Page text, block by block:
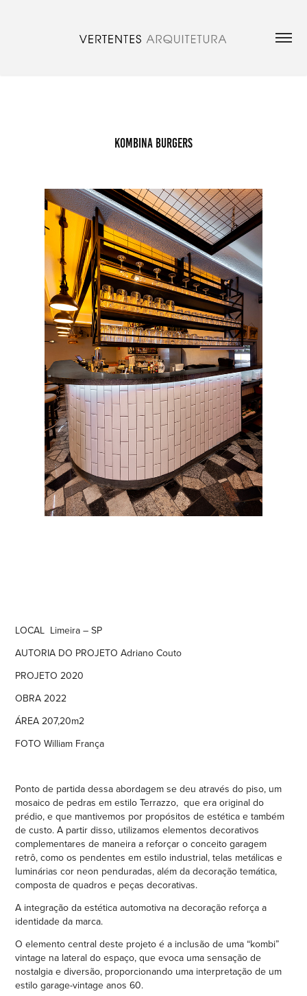
KOMBINA BURGERS
LOCAL Limeira – SP
AUTORIA DO PROJETO Adriano Couto
PROJETO 2020
OBRA 2022
ÁREA 207,20m2
FOTO William França
Ponto de partida dessa abordagem se deu através do piso, um
mosaico de pedras em estilo Terrazzo, que era original do
prédio, e que mantivemos por propósitos de estética e também
de custo. A partir disso, utilizamos elementos decorativos
complementares de maneira a reforçar o conceito garagem
retrô, como os pendentes em estilo industrial, telas metálicas e
luminárias cor neon penduradas, além da decoração temática,
composta de quadros e peças decorativas.
A integração da estética automotiva na decoração reforça a
identidade da marca.
O elemento central deste projeto é a inclusão de uma “kombi”
vintage na lateral do espaço, que evoca uma sensação de
nostalgia e diversão, proporcionando uma interpretação de um
estilo garage-vintage anos 60.